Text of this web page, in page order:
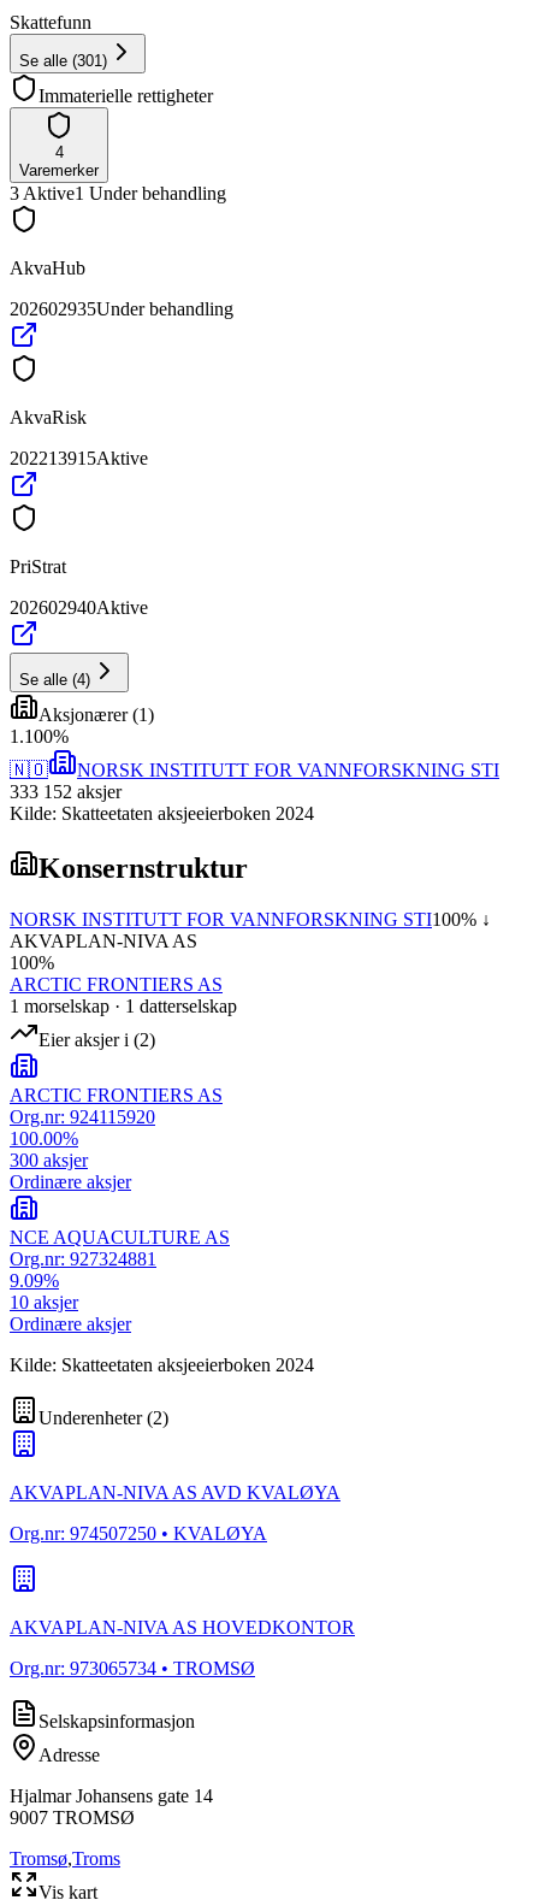
Skattefunn
Se alle (301)
Immaterielle rettigheter
4
Varemerker
3 Aktive1 Under behandling
AkvaHub
202602935Under behandling
AkvaRisk
202213915Aktive
PriStrat
202602940Aktive
Se alle (4)
Aksjonærer(1)
1 .100%
🇳🇴
NORSK INSTITUTT FOR VANNFORSKNING STI
333 152 aksjer
Kilde: Skatteetaten aksjeeierboken 2024
Konsernstruktur
NORSK INSTITUTT FOR VANNFORSKNING STI100% ↓
AKVAPLAN-NIVA AS
100%
ARCTIC FRONTIERS AS
1 morselskap · 1 datterselskap
Eier aksjer i (2)
ARCTIC FRONTIERS AS
Org.nr: 924115920
100.00%
300 aksjer
Ordinære aksjer
NCE AQUACULTURE AS
Org.nr: 927324881
9.09%
10 aksjer
Ordinære aksjer
Kilde: Skatteetaten aksjeeierboken 2024
Underenheter(2)
AKVAPLAN-NIVA AS AVD KVALØYA
Org.nr: 974507250 • KVALØYA
AKVAPLAN-NIVA AS HOVEDKONTOR
Org.nr: 973065734 • TROMSØ
Selskapsinformasjon
Adresse
Hjalmar Johansens gate 14
9007 TROMSØ
Tromsø,Troms
Vis kart